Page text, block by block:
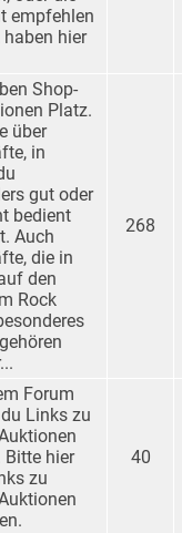
empfehlen
haben hier
Shop-
Platz.
über
in
gut oder
bedient
Auch
die in
den
Rock
268
Forum
Links zu
Bitte hier
zu
40